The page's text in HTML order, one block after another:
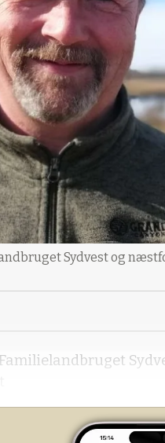
Sydvest og